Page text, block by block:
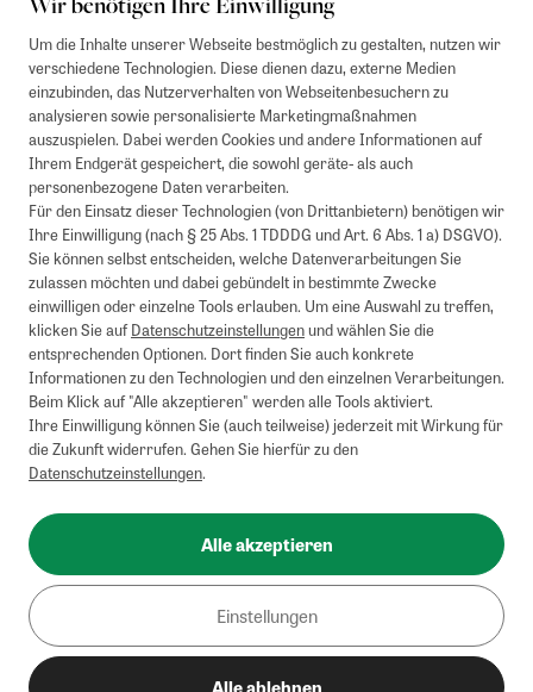
Um die Inhalte unserer Webseite bestmöglich zu gestalten, nutzen wir
verschiedene Technologien. Diese dienen dazu, externe Medien
einzubinden, das Nutzerverhalten von Webseitenbesuchern zu
analysieren sowie personalisierte Marketingmaßnahmen
auszuspielen. Dabei werden Cookies und andere Informationen auf
Ihrem Endgerät gespeichert, die sowohl geräte- als auch
personenbezogene Daten verarbeiten.
Für den Einsatz dieser Technologien (von Drittanbietern) benötigen wir
Ihre Einwilligung (nach § 25 Abs. 1 TDDDG und Art. 6 Abs. 1 a) DSGVO).
Sie können selbst entscheiden, welche Datenverarbeitungen Sie
zulassen möchten und dabei gebündelt in bestimmte Zwecke
einwilligen oder einzelne Tools erlauben. Um eine Auswahl zu treffen,
klicken Sie aufDatenschutzeinstellungenund wählen Sie die
entsprechenden Optionen. Dort finden Sie auch konkrete
Informationen zu den Technologien und den einzelnen Verarbeitungen.
Beim Klick auf "Alle akzeptieren" werden alle Tools aktiviert.
Ihre Einwilligung können Sie (auch teilweise) jederzeit mit Wirkung für
die Zukunft widerrufen. Gehen Sie hierfür zu den
Datenschutzeinstellungen.
Alle akzeptieren
Einstellungen
1Mindestbestellwert von 50€. Nicht anwendbar auf Produkte, die der
Buchpreisbindung unterliegen, ZEIT-Akademie, e-Books. Keine
Barauszahlung möglich. Nicht mit weiteren Gutscheinen/Rabatten
kombinierbar.
Briefsendungen sind vom kostenlosen Rückversand ausgeschlossen.
Weitere Informationen zu Rücksendungen finden Sie hier.
Alle Preise inkl. gesetzl. MwSt. zzgl. Versandkosten
AGB
Widerrufsbelehrung
Barrierefreiheit
Instagram Pinterest